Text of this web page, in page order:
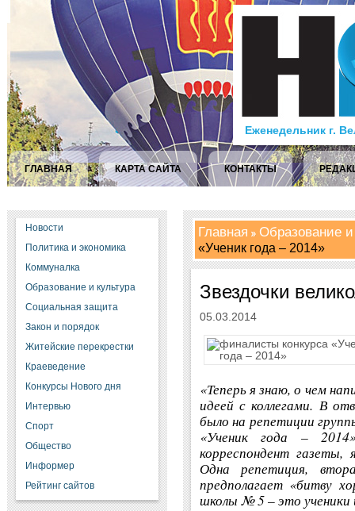
Еженедельник г.
ГЛАВНАЯ КАРТА САЙТА КОНТАКТЫ
Новости
Политика и экономика
Коммуналка
Образование и культура
Социальная защита
Закон и порядок
Житейские перекрестки
Краеведение
Конкурсы Нового дня
Интервью
Спорт
Общество
Информер
Рейтинг сайтов
Главная Образование и
«Ученик года – 2014»
Звездочки
05.03.2014
«Теперь я знаю, о чем
идеей с коллегами. В
было на репетиции
«Ученик года –
корреспондент
Одна репетиция,
предполагает «битву
школы № 5 – это ученики